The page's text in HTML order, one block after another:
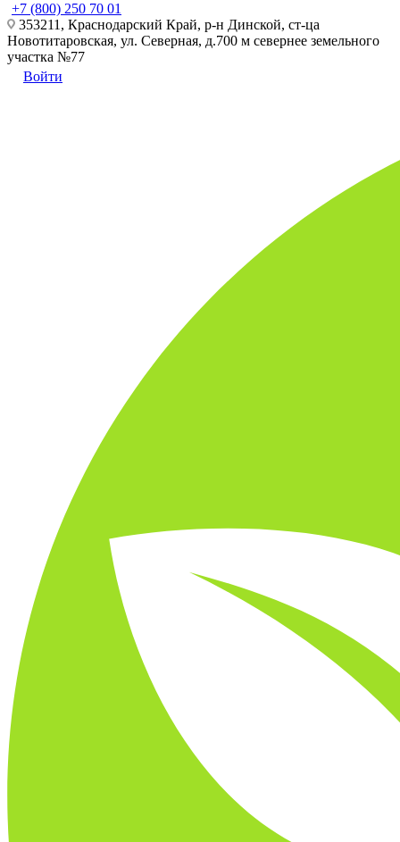
+7 (800) 250 70 01
353211, Краснодарский Край, р-н Динской, ст-ца
Новотитаровская, ул. Северная, д.700 м севернее земельного
участка №77
Войти